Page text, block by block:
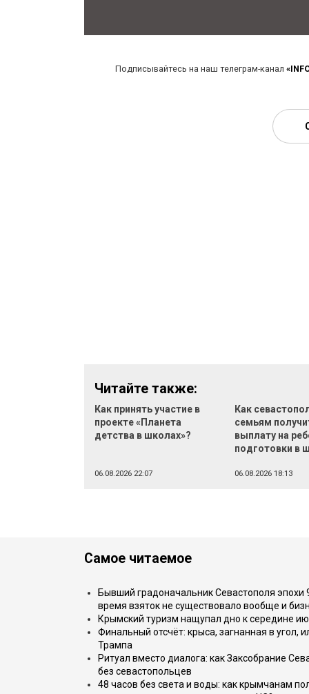
Подписывайтесь на наш телеграм-канал
Читайте также:
Как принять участие в
проекте «Планета
детства в школах»?
06.08.2026 22:07
Как
семьям
выплату на
подготовки в
06.08.2026 18:13
Самое читаемое
Бывший градоначальник Севастополя эпохи
время взяток не существовало вообще и
Крымский туризм нащупал дно к середине
Финальный отсчёт: крыса, загнанная в угол,
Трампа
Ритуал вместо диалога: как Заксобрание
без севастопольцев
48 часов без света и воды: как крымчанам